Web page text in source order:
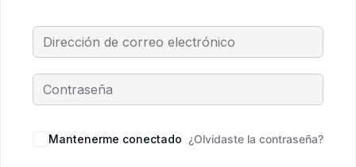
Mantenerme conectado ¿Olvidaste la contraseña?